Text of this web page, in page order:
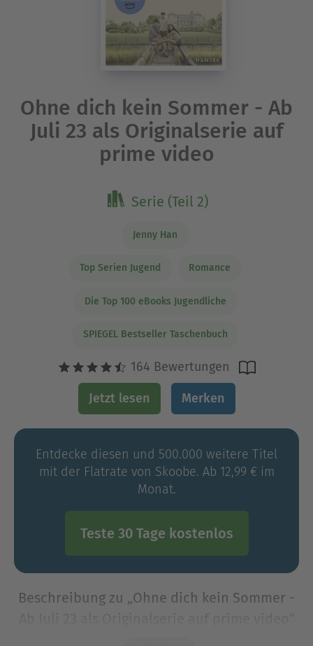
Ohne dich kein Sommer - Ab
Juli 23 als Originalserie auf
prime video
Serie (Teil 2)
Jenny Han
Top Serien Jugend Romance
Die Top 100 eBooks Jugendliche
SPIEGEL Bestseller Taschenbuch
164 Bewertungen
Jetzt lesen Merken
Entdecke diesen und 500.000 weitere Titel
mit der Flatrate von Skoobe. Ab 12,99 € im
Monat.
Teste 30 Tage kostenlos
Beschreibung zu „Ohne dich kein Sommer -